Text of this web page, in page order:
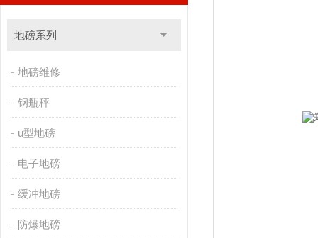
地磅系列
地磅维修
钢瓶秤
u型地磅
电子地磅
缓冲地磅
防爆地磅